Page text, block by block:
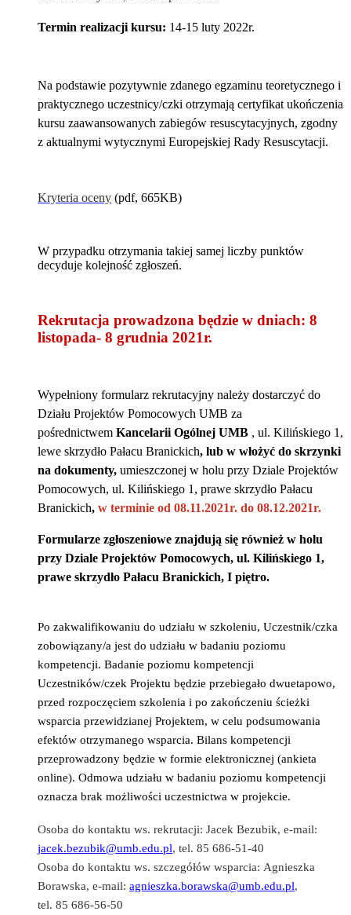
Termin realizacji kursu: 14-15 luty 2022r.
Na podstawie pozytywnie zdanego egzaminu teoretycznego i
praktycznego uczestnicy/czki otrzymają certyfikat ukończenia
kursu zaawansowanych zabiegów resuscytacyjnych, zgodny
z aktualnymi wytycznymi Europejskiej Rady Resuscytacji.
Kryteria oceny (pdf, 665KB)
W przypadku otrzymania takiej samej liczby punktów
decyduje kolejność zgłoszeń.
Rekrutacja prowadzona będzie w dniach: 8
listopada- 8 grudnia 2021r.
Wypełniony formularz rekrutacyjny należy dostarczyć do
Działu Projektów Pomocowych UMB za
pośrednictwem Kancelarii Ogólnej UMB , ul. Kilińskiego 1,
lewe skrzydło Pałacu Branickich, lub w włożyć do skrzynki
na dokumenty, umieszczonej w holu przy Dziale Projektów
Pomocowych, ul. Kilińskiego 1, prawe skrzydło Pałacu
Branickich, w terminie od 08.11.2021r. do 08.12.2021r.
Formularze zgłoszeniowe znajdują się również w holu
przy Dziale Projektów Pomocowych, ul. Kilińskiego 1,
prawe skrzydło Pałacu Branickich, I piętro.
Po zakwalifikowaniu do udziału w szkoleniu, Uczestnik/czka
zobowiązany/a jest do udziału w badaniu poziomu
kompetencji. Badanie poziomu kompetencji
Uczestników/czek Projektu będzie przebiegało dwuetapowo,
przed rozpoczęciem szkolenia i po zakończeniu ścieżki
wsparcia przewidzianej Projektem, w celu podsumowania
efektów otrzymanego wsparcia. Bilans kompetencji
przeprowadzony będzie w formie elektronicznej (ankieta
online). Odmowa udziału w badaniu poziomu kompetencji
oznacza brak możliwości uczestnictwa w projekcie.
Osoba do kontaktu ws. rekrutacji: Jacek Bezubik, e-mail:
jacek.bezubik@umb.edu.pl, tel. 85 686-51-40
Osoba do kontaktu ws. szczegółów wsparcia: Agnieszka
Borawska, e-mail: agnieszka.borawska@umb.edu.pl,
tel. 85 686-56-50